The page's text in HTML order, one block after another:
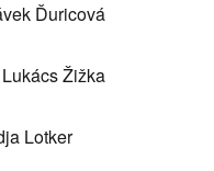
Ďuricová
Žižka
Lotker